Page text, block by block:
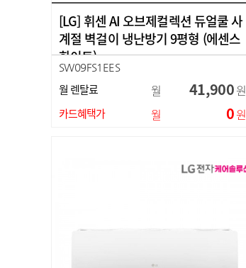
[LG] 휘센 AI 오브제컬렉션 듀얼쿨 사
계절 벽걸이 냉난방기 9평형 (에센스
화이트)
SW09FS1EES
월 렌탈료 월 41,900원
카드혜택가 월 0원